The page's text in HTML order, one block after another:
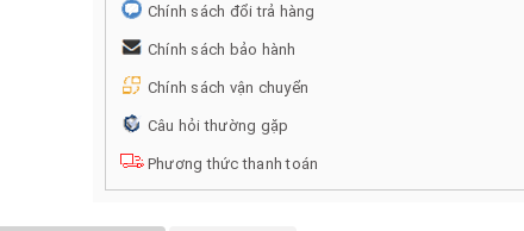
Chính sách đổi trả hàng
Chính sách bảo hành
Chính sách vận chuyển
Câu hỏi thường gặp
Phương thức thanh toán